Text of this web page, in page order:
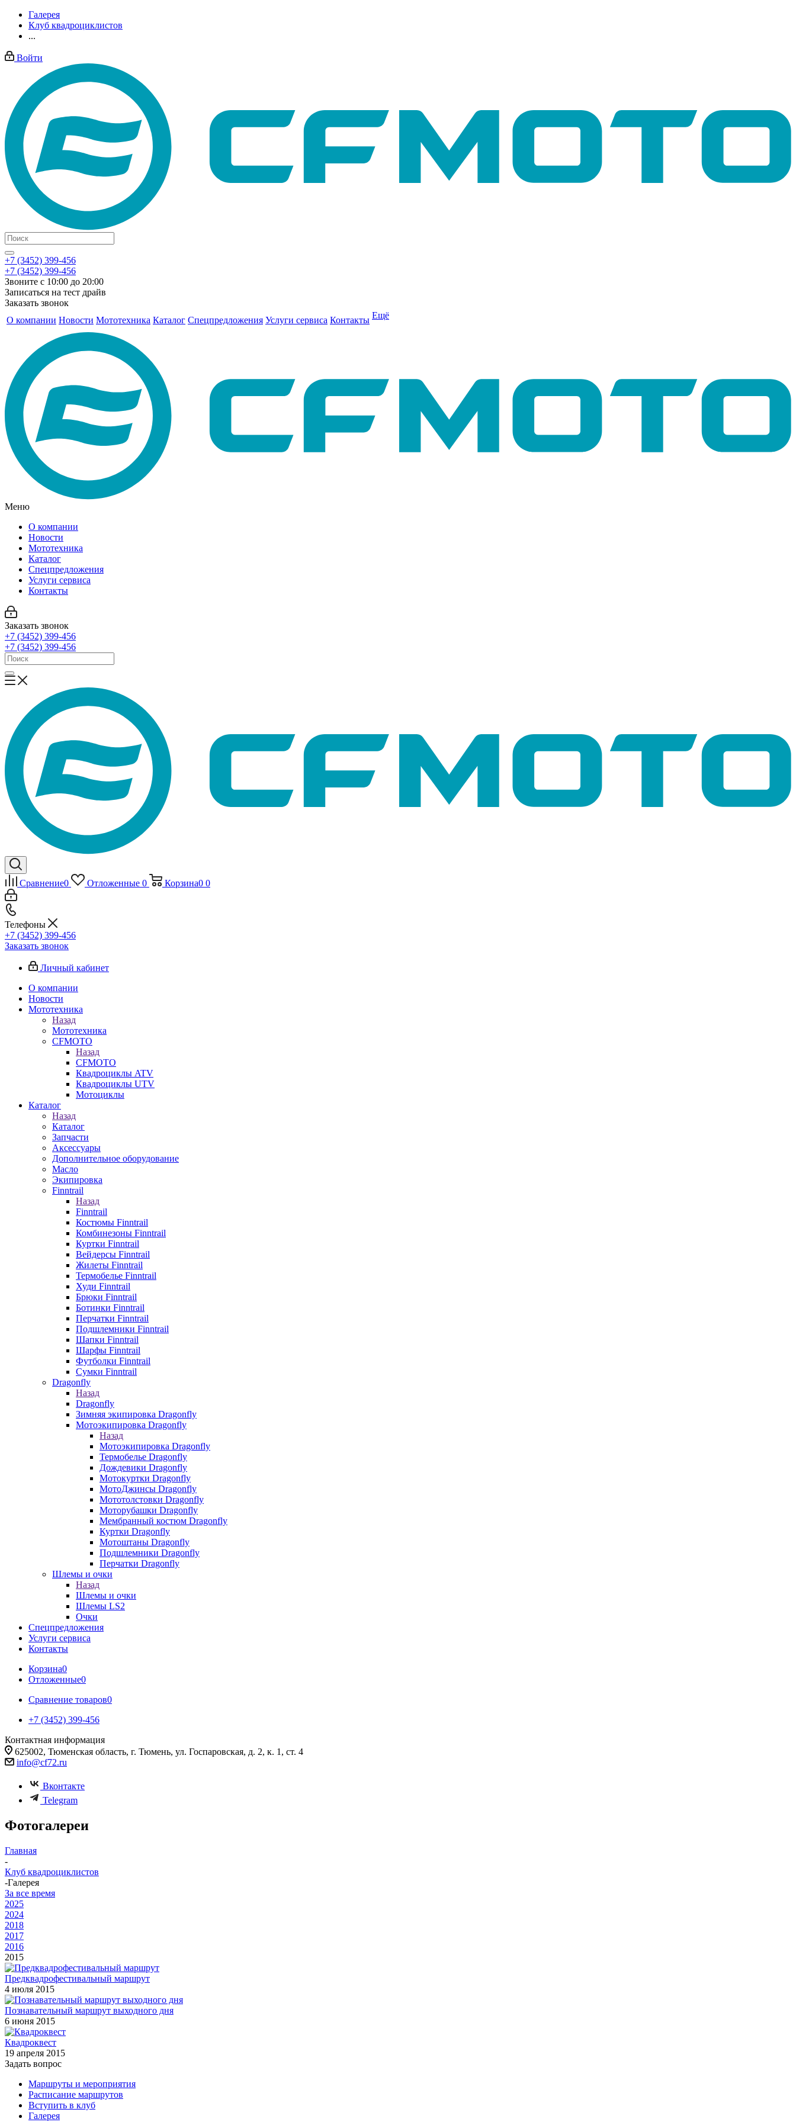
Галерея
Клуб квадроциклистов
...
Войти
+7 (3452) 399-456
+7 (3452) 399-456
Звоните с 10:00 до 20:00
Записаться на тест драйв
Заказать звонок
О компании Новости Мототехника Каталог Спецпредложения Услуги сервиса Контакты Ещё
Меню
О компании
Новости
Мототехника
Каталог
Спецпредложения
Услуги сервиса
Контакты
Заказать звонок
+7 (3452) 399-456
+7 (3452) 399-456
Сравнение0 Отложенные 0 Корзина0 0
Телефоны
+7 (3452) 399-456
Заказать звонок
Личный кабинет
О компании
Новости
Мототехника
Назад
Мототехника
CFMOTO
Назад
CFMOTO
Квадроциклы ATV
Квадроциклы UTV
Мотоциклы
Каталог
Назад
Каталог
Запчасти
Аксессуары
Дополнительное оборудование
Масло
Экипировка
Finntrail
Назад
Finntrail
Костюмы Finntrail
Комбинезоны Finntrail
Куртки Finntrail
Вейдерсы Finntrail
Жилеты Finntrail
Термобелье Finntrail
Худи Finntrail
Брюки Finntrail
Ботинки Finntrail
Перчатки Finntrail
Подшлемники Finntrail
Шапки Finntrail
Шарфы Finntrail
Футболки Finntrail
Сумки Finntrail
Dragonfly
Назад
Dragonfly
Зимняя экипировка Dragonfly
Мотоэкипировка Dragonfly
Назад
Мотоэкипировка Dragonfly
Термобелье Dragonfly
Дождевики Dragonfly
Мотокуртки Dragonfly
МотоДжинсы Dragonfly
Мототолстовки Dragonfly
Моторубашки Dragonfly
Мембранный костюм Dragonfly
Куртки Dragonfly
Мотоштаны Dragonfly
Подшлемники Dragonfly
Перчатки Dragonfly
Шлемы и очки
Назад
Шлемы и очки
Шлемы LS2
Очки
Спецпредложения
Услуги сервиса
Контакты
Корзина0
Отложенные0
Сравнение товаров0
+7 (3452) 399-456
Контактная информация
625002, Тюменская область, г. Тюмень, ул. Госпаровская, д. 2, к. 1, ст. 4
info@cf72.ru
Вконтакте
Telegram
Фотогалереи
Главная
-
Клуб квадроциклистов
-Галерея
За все время
2025
2024
2018
2017
2016
2015
Предквадрофестивальный маршрут
4 июля 2015
Познавательный маршрут выходного дня
6 июня 2015
Квадроквест
19 апреля 2015
Задать вопрос
Маршруты и мероприятия
Расписание маршрутов
Вступить в клуб
Галерея